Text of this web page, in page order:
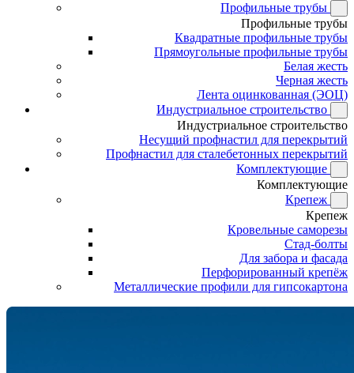
Профильные трубы
Профильные трубы
Квадратные профильные трубы
Прямоугольные профильные трубы
Белая жесть
Черная жесть
Лента оцинкованная (ЭОЦ)
Индустриальное строительство
Индустриальное строительство
Несущий профнастил для перекрытий
Профнастил для сталебетонных перекрытий
Комплектующие
Комплектующие
Крепеж
Крепеж
Кровельные саморезы
Стад-болты
Для забора и фасада
Перфорированный крепёж
Металлические профили для гипсокартона